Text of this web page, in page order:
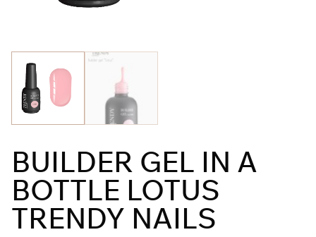
BUILDER GEL IN A
BOTTLE LOTUS
TRENDY NAILS